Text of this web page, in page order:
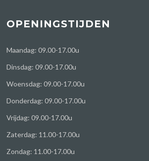
OPENINGSTIJDEN
Maandag: 09.00-17.00u
Dinsdag: 09.00-17.00u
Woensdag: 09.00-17.00u
Donderdag: 09.00-17.00u
Vrijdag: 09.00-17.00u
Zaterdag: 11.00-17.00u
Zondag: 11.00-17.00u